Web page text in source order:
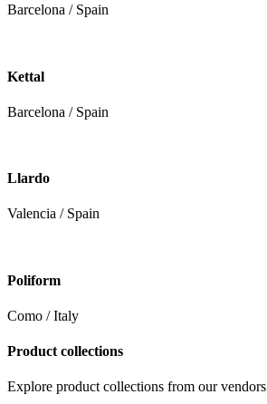
Barcelona / Spain
Kettal
Barcelona / Spain
Llardo
Valencia / Spain
Poliform
Como / Italy
Product collections
Explore product collections from our vendors